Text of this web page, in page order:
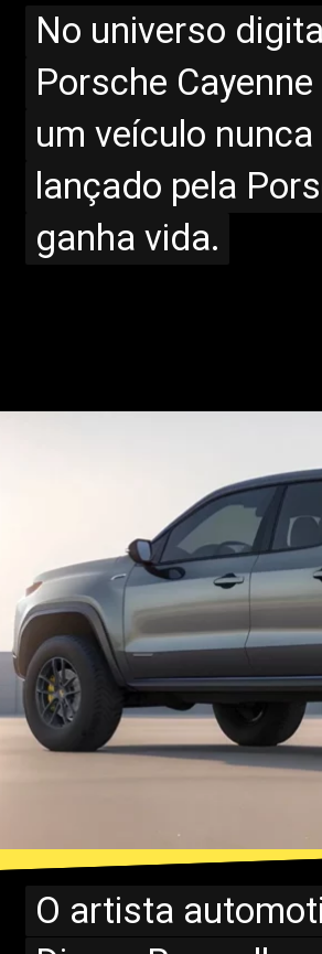
No universo
Porsche
um veículo
lançado pela
ganha vida.
No universo
Porsche
um veículo
lançado pela
ganha vida.
O artista
O artista